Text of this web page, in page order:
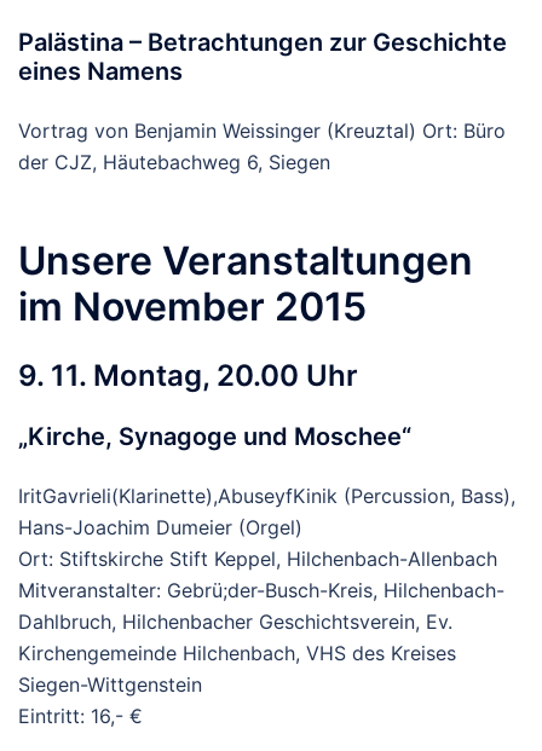
Palästina – Betrachtungen zur Geschichte
eines Namens
Vortrag von Benjamin Weissinger (Kreuztal) Ort: Büro
der CJZ, Häutebachweg 6, Siegen
Unsere Veranstaltungen
im November 2015
9. 11. Montag, 20.00 Uhr
„Kirche, Synagoge und Moschee“
IritGavrieli(Klarinette),AbuseyfKinik (Percussion, Bass),
Hans-Joachim Dumeier (Orgel)
Ort: Stiftskirche Stift Keppel, Hilchenbach-Allenbach
Mitveranstalter: Gebrü;der-Busch-Kreis, Hilchenbach-
Dahlbruch, Hilchenbacher Geschichtsverein, Ev.
Kirchengemeinde Hilchenbach, VHS des Kreises
Siegen-Wittgenstein
Eintritt: 16,- €